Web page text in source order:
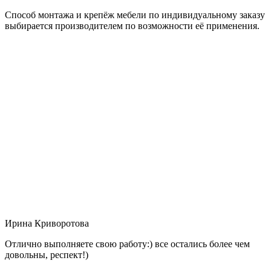
Способ монтажа и крепёж мебели по индивидуальному заказу
выбирается производителем по возможности её применения.
Ирина Криворотова
Отлично выполняете свою работу:) все остались более чем
довольны, респект!)